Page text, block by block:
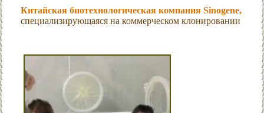
Китайская биотехнологическая компания Sinogene,
специализирующаяся на коммерческом клонировании